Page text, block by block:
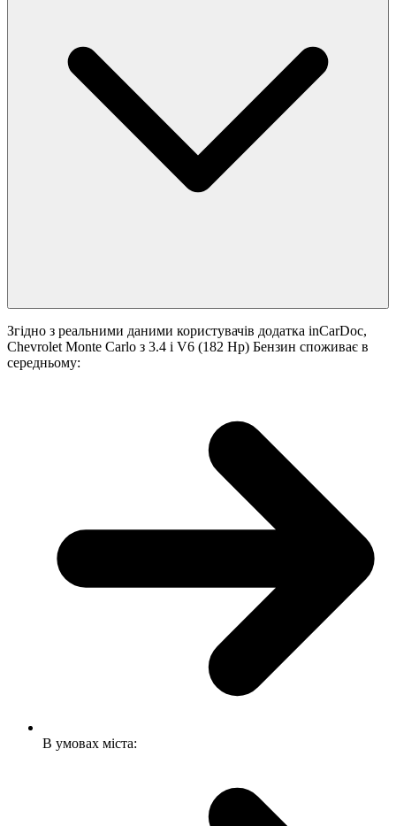
Згідно з реальними даними користувачів додатка inCarDoc,
Chevrolet Monte Carlo з 3.4 i V6 (182 Hp) Бензин споживає в
середньому:
В умовах міста: